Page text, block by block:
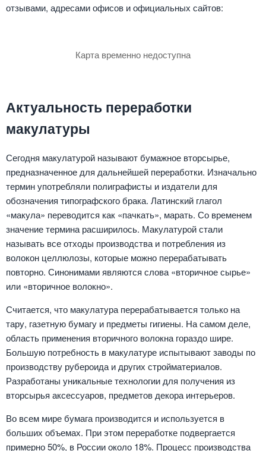
отзывами, адресами офисов и официальных сайтов:
Карта временно недоступна
Актуальность переработки
макулатуры
Сегодня макулатурой называют бумажное вторсырье,
предназначенное для дальнейшей переработки. Изначально
термин употребляли полиграфисты и издатели для
обозначения типографского брака. Латинский глагол
«макула» переводится как «пачкать», марать. Со временем
значение термина расширилось. Макулатурой стали
называть все отходы производства и потребления из
волокон целлюлозы, которые можно перерабатывать
повторно. Синонимами являются слова «вторичное сырье»
или «вторичное волокно».
Считается, что макулатура перерабатывается только на
тару, газетную бумагу и предметы гигиены. На самом деле,
область применения вторичного волокна гораздо шире.
Большую потребность в макулатуре испытывают заводы по
производству рубероида и других стройматериалов.
Разработаны уникальные технологии для получения из
вторсырья аксессуаров, предметов декора интерьеров.
Во всем мире бумага производится и используется в
больших объемах. При этом переработке подвергается
примерно 50%, в России около 18%. Процесс производства